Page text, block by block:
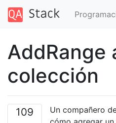
AddRange
colección
109
Un compañero